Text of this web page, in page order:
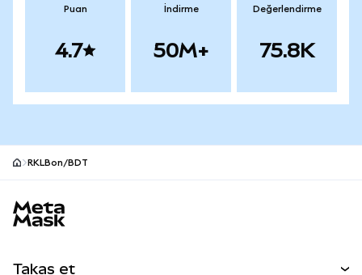
Puan
4.7
İndirme
50M+
Değerlendirme
75.8K
RKLBon/BDT
Takas et